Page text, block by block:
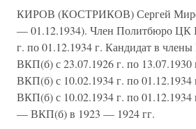
КИРОВ (КОСТРИКОВ) Сергей
— 01.12.1934). Член Политбюро ЦК
г. по 01.12.1934 г. Кандидат в
ВКП(б) с 23.07.1926 г. по
ВКП(б) с 10.02.1934 г. по 01.12.1934
ВКП(б) с 10.02.1934 г. по
— ВКП(б) в 1923 — 1924 гг.